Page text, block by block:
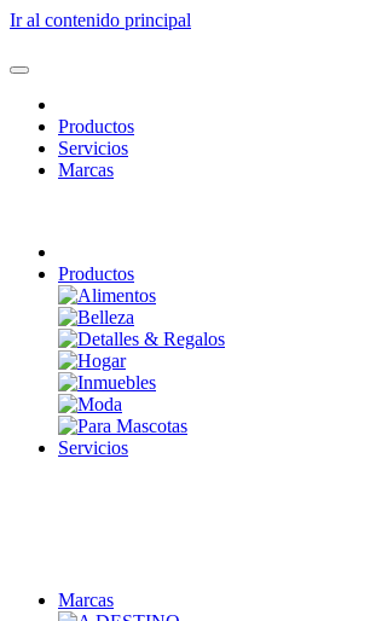
Ir al contenido principal
Productos
Servicios
Marcas
Productos
Servicios
Marcas